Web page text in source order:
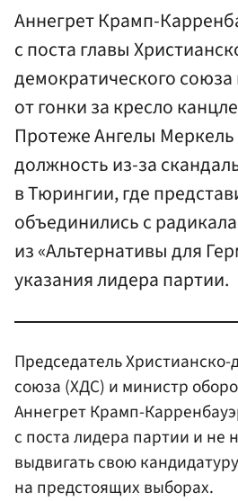
Аннегрет Крамп-
с поста главы
демократического союза
от гонки за кресло
Протеже Ангелы
должность из-за
в Тюрингии, где
объединились с
из «Альтернативы для
указания лидера партии.
Председатель
союза (ХДС) и министр
Аннегрет Крамп-
с поста лидера партии и не
выдвигать свою
на предстоящих выборах.